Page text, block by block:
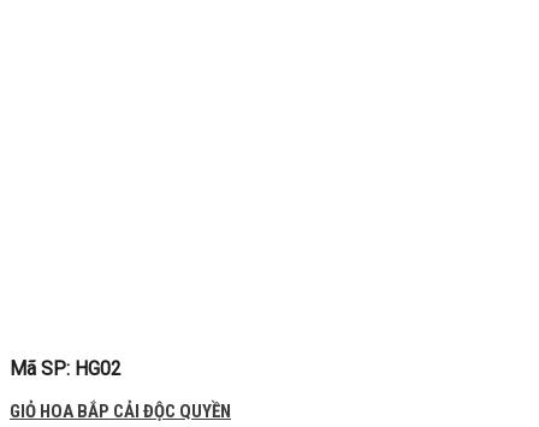
Mã SP: HG02
GIỎ HOA BẮP CẢI ĐỘC QUYỀN